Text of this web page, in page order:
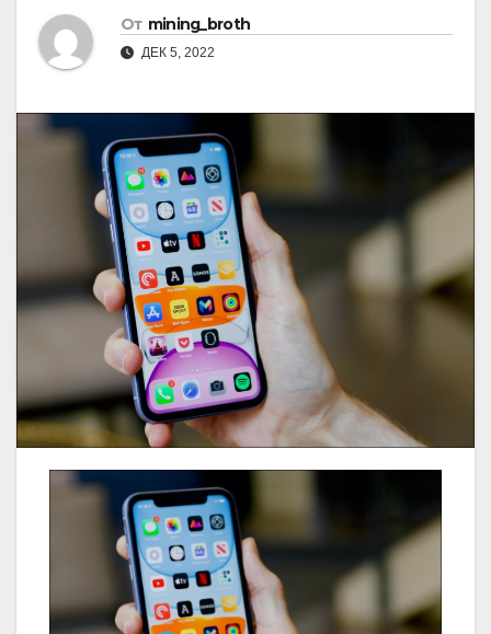
От mining_broth
ДЕК 5, 2022